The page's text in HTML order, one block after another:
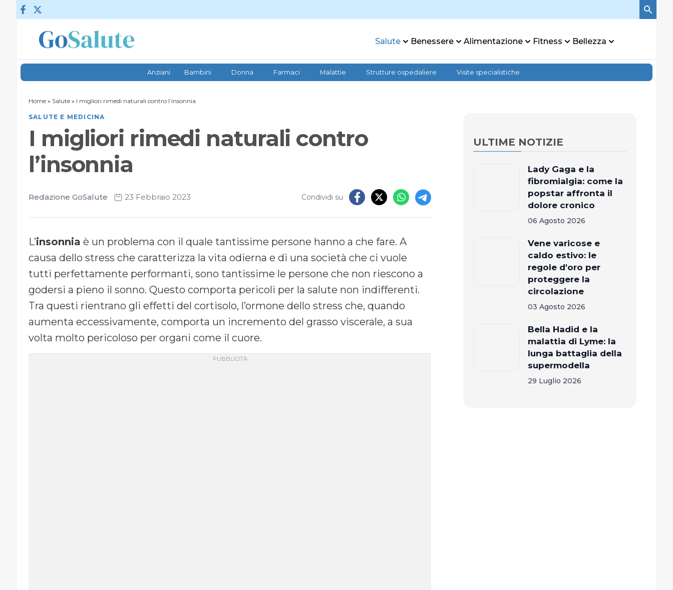
Vai al contenuto
Salute Benessere Alimentazione Fitness Bellezza
Anziani Bambini Donna Farmaci Malattie Strutture ospedaliere Visite specialistiche
Home » Salute » I migliori rimedi naturali contro l’insonnia
SALUTE E MEDICINA
I migliori rimedi naturali contro
l’insonnia
Redazione GoSalute 23 Febbraio 2023 Condividi su
L’insonnia è un problema con il quale tantissime persone hanno a che fare. A
causa dello stress che caratterizza la vita odierna e di una società che ci vuole
tutti perfettamente performanti, sono tantissime le persone che non riescono a
godersi a pieno il sonno. Questo comporta pericoli per la salute non indifferenti.
Tra questi rientrano gli effetti del cortisolo, l’ormone dello stress che, quando
aumenta eccessivamente, comporta un incremento del grasso viscerale, a sua
volta molto pericoloso per organi come il cuore.
ULTIME NOTIZIE
Lady Gaga e la
fibromialgia: come la
popstar affronta il
dolore cronico
06 Agosto 2026
Vene varicose e
caldo estivo: le
regole d'oro per
proteggere la
circolazione
03 Agosto 2026
Bella Hadid e la
malattia di Lyme: la
lunga battaglia della
supermodella
29 Luglio 2026